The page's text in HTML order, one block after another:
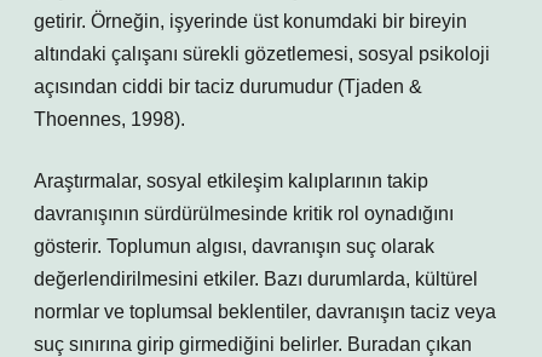
getirir. Örneğin, işyerinde üst konumdaki bir bireyin
altındaki çalışanı sürekli gözetlemesi, sosyal psikoloji
açısından ciddi bir taciz durumudur (Tjaden &
Thoennes, 1998).
Araştırmalar, sosyal etkileşim kalıplarının takip
davranışının sürdürülmesinde kritik rol oynadığını
gösterir. Toplumun algısı, davranışın suç olarak
değerlendirilmesini etkiler. Bazı durumlarda, kültürel
normlar ve toplumsal beklentiler, davranışın taciz veya
suç sınırına girip girmediğini belirler. Buradan çıkan